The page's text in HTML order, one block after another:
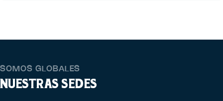
SOMOS GLOBALES
NUESTRAS SEDES